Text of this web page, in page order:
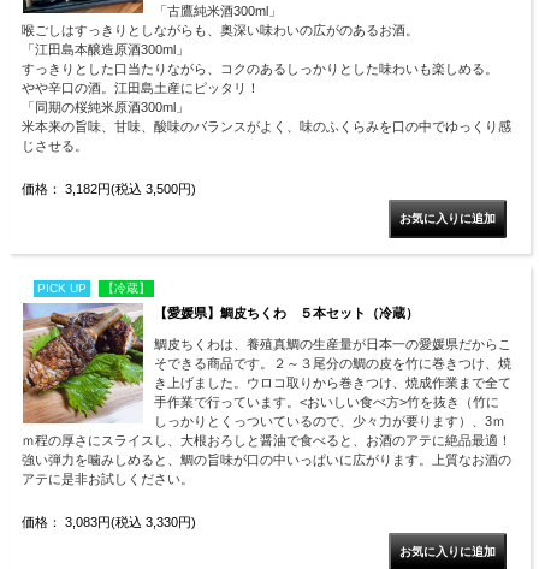
「古鷹純米酒300ml」
喉ごしはすっきりとしながらも、奥深い味わいの広がのあるお酒。
「江田島本醸造原酒300ml」
すっきりとした口当たりながら、コクのあるしっかりとした味わいも楽しめる。
やや辛口の酒。江田島土産にピッタリ！
「同期の桜純米原酒300ml」
米本来の旨味、甘味、酸味のバランスがよく、味のふくらみを口の中でゆっくり感
じさせる。
価格： 3,182円(税込 3,500円)
PICK UP 【冷蔵】
【愛媛県】鯛皮ちくわ ５本セット（冷蔵）
鯛皮ちくわは、養殖真鯛の生産量が日本一の愛媛県だからこ
そできる商品です。２～３尾分の鯛の皮を竹に巻きつけ、焼
き上げました。ウロコ取りから巻きつけ、焼成作業まで全て
手作業で行っています。<おいしい食べ方>竹を抜き（竹に
しっかりとくっついているので、少々力が要ります）、3ｍ
ｍ程の厚さにスライスし、大根おろしと醤油で食べると、お酒のアテに絶品最適！
強い弾力を噛みしめると、鯛の旨味が口の中いっぱいに広がります。上質なお酒の
アテに是非お試しください。
価格： 3,083円(税込 3,330円)